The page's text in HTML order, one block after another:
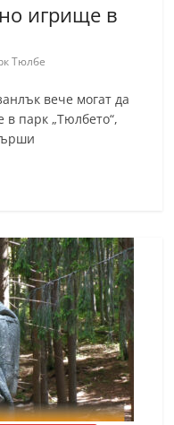
игрище в
Тюлбе
вече могат да
парк „Тюлбето“,